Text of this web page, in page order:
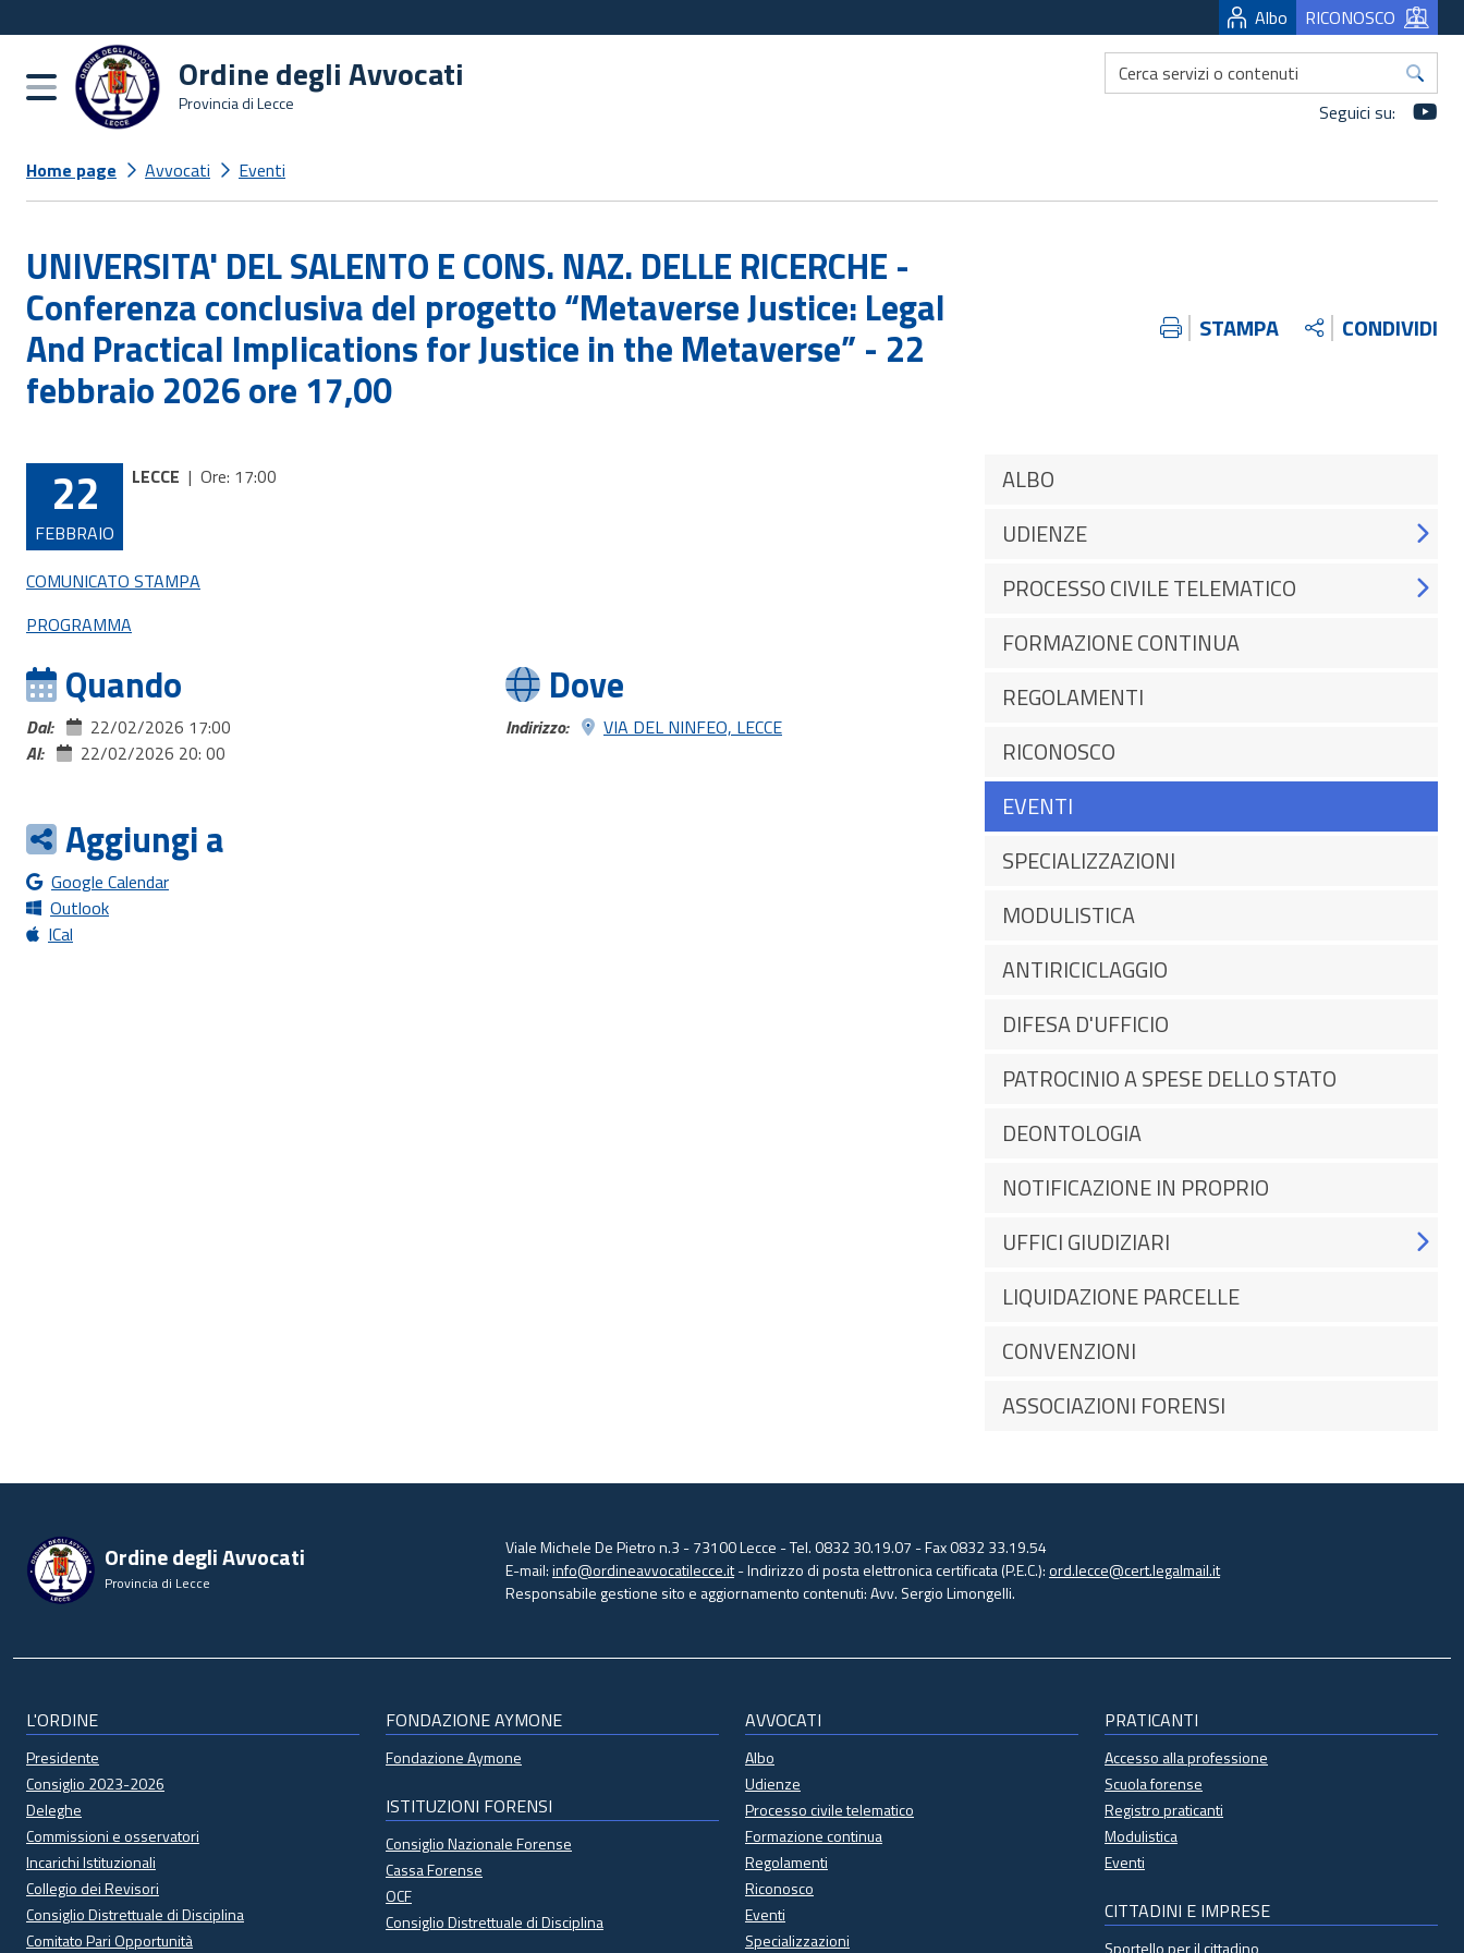
Albo RICONOSCO
Burger menu Ordine degli Avvocati
Provincia di Lecce Seguici su:
Home page Avvocati Eventi
UNIVERSITA' DEL SALENTO E CONS. NAZ. DELLE RICERCHE -
Conferenza conclusiva del progetto “Metaverse Justice: Legal
And Practical Implications for Justice in the Metaverse” - 22
febbraio 2026 ore 17,00
STAMPA CONDIVIDI
22
FEBBRAIO
LECCE | Ore: 17:00
COMUNICATO STAMPA
PROGRAMMA
Quando
Dal:
22/02/2026 17:00
Al:
22/02/2026 20: 00
Dove
Indirizzo: VIA DEL NINFEO, LECCE
Aggiungi a
Google Calendar
Outlook
ICal
ALBO
UDIENZE
PROCESSO CIVILE TELEMATICO
FORMAZIONE CONTINUA
REGOLAMENTI
RICONOSCO
EVENTI
SPECIALIZZAZIONI
MODULISTICA
ANTIRICICLAGGIO
DIFESA D'UFFICIO
PATROCINIO A SPESE DELLO STATO
DEONTOLOGIA
NOTIFICAZIONE IN PROPRIO
UFFICI GIUDIZIARI
LIQUIDAZIONE PARCELLE
CONVENZIONI
ASSOCIAZIONI FORENSI
Ordine degli Avvocati
Provincia di Lecce
Viale Michele De Pietro n.3 - 73100 Lecce - Tel. 0832 30.19.07 - Fax 0832 33.19.54
E-mail:info@ordineavvocatilecce.it- Indirizzo di posta elettronica certificata (P.E.C.):ord.lecce@cert.legalmail.it
Responsabile gestione sito e aggiornamento contenuti: Avv. Sergio Limongelli.
L'ORDINE
Presidente
Consiglio 2023-2026
Deleghe
Commissioni e osservatori
Incarichi Istituzionali
Collegio dei Revisori
Consiglio Distrettuale di Disciplina
Comitato Pari Opportunità
FONDAZIONE AYMONE
Fondazione Aymone
ISTITUZIONI FORENSI
Consiglio Nazionale Forense
Cassa Forense
OCF
Consiglio Distrettuale di Disciplina
AVVOCATI
Albo
Udienze
Processo civile telematico
Formazione continua
Regolamenti
Riconosco
Eventi
Specializzazioni
PRATICANTI
Accesso alla professione
Scuola forense
Registro praticanti
Modulistica
Eventi
CITTADINI E IMPRESE
Sportello per il cittadino